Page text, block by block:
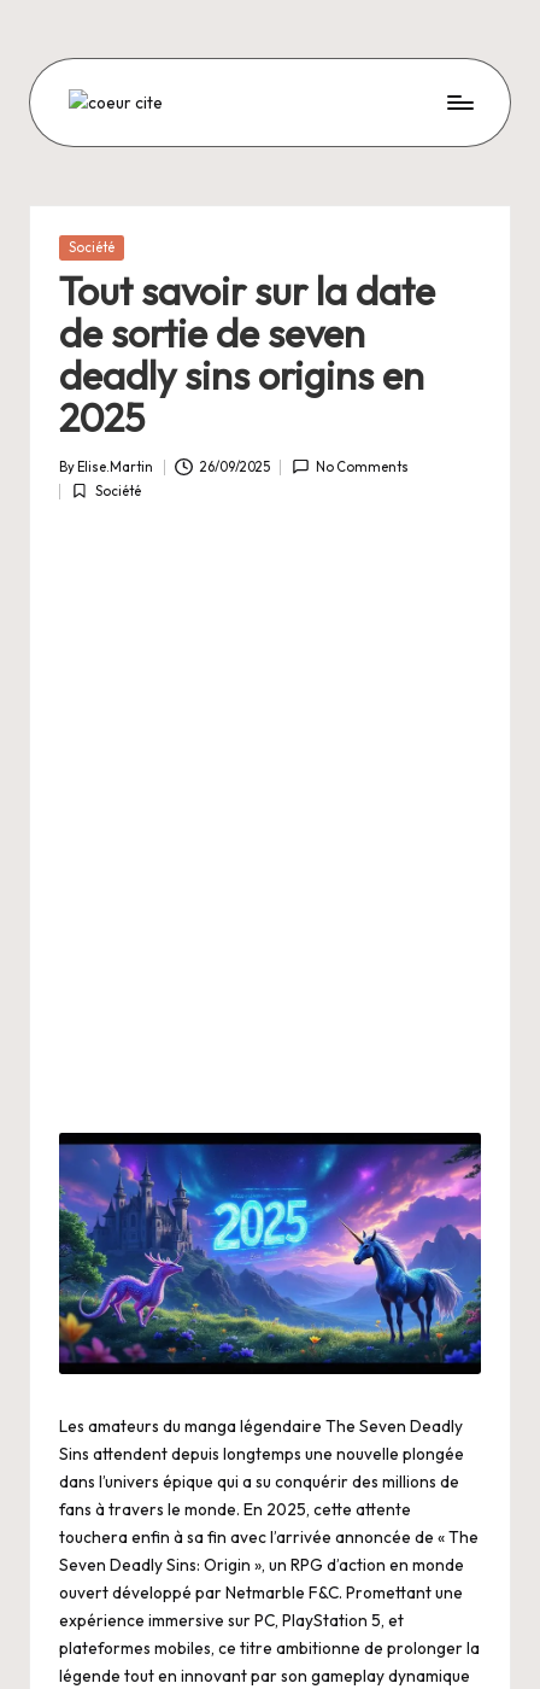
content
C
E
U
R
C
I
T
E
Posted
Société
Tout savoir sur la date
de sortie de seven
deadly sins origins en
2025
Posted
by
By Elise.Martin 26/09/2025 No Comments
Posted
Société
Les amateurs du manga légendaire The Seven Deadly
Sins attendent depuis longtemps une nouvelle plongée
dans l’univers épique qui a su conquérir des millions de
fans à travers le monde. En 2025, cette attente
touchera enfin à sa fin avec l’arrivée annoncée de « The
Seven Deadly Sins: Origin », un RPG d’action en monde
ouvert développé par Netmarble F&C. Promettant une
expérience immersive sur PC, PlayStation 5, et
plateformes mobiles, ce titre ambitionne de prolonger la
légende tout en innovant par son gameplay dynamique